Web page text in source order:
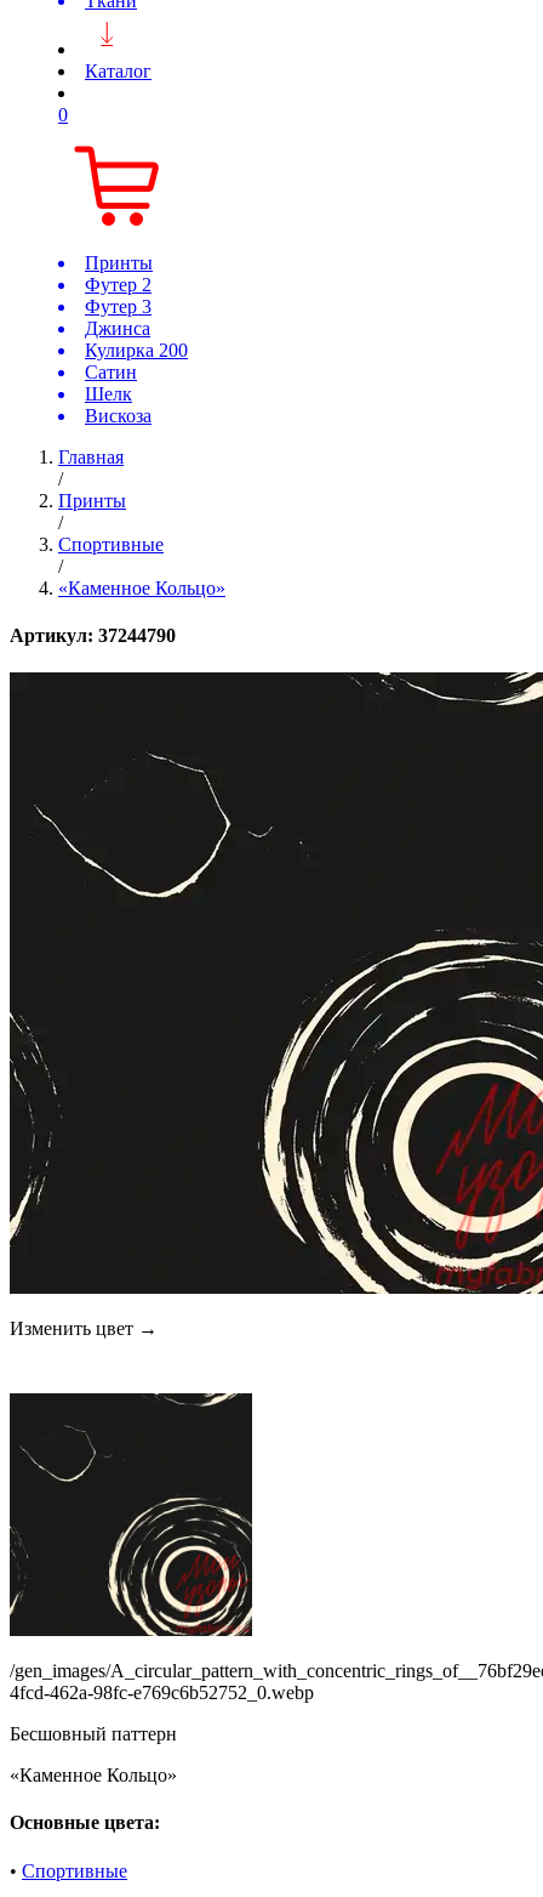
Каталог
0
Принты
Футер 2
Футер 3
Джинса
Кулирка 200
Сатин
Шелк
Вискоза
Главная
/
Принты
/
Спортивные
/
«Каменное Кольцо»
Артикул: 37244790
Изменить цвет →
/gen_images/
4fcd-462a-98fc-e769c6b52752_0.webp
Бесшовный паттерн
«Каменное Кольцо»
Основные цвета:
• Спортивные